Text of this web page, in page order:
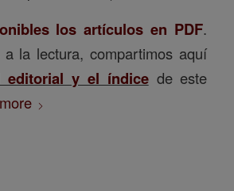
los artículos en PDF.
a la lectura, compartimos aquí
editorial y el índicede este